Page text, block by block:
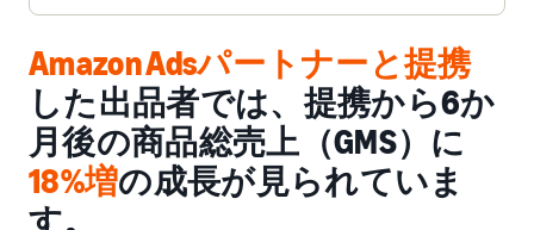
Amazon Adsパートナーと提携
した出品者では、提携から6か
月後の商品総売上（GMS）に
18%増の成長が見られていま
す。